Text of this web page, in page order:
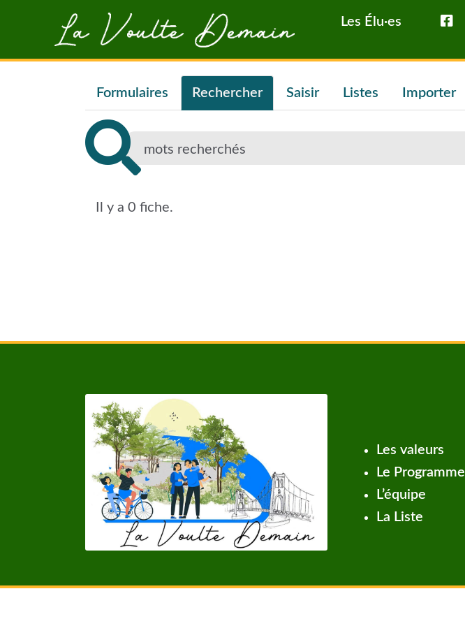
Aller au contenu principal Les Élu·es
Formulaires Rechercher Saisir Listes Importer
Il y a 0 fiche.
Les valeurs
Le Programme
L’équipe
La Liste